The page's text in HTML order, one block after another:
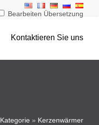
Bearbeiten Übersetzung
Kontaktieren Sie uns
Kategorie » Kerzenwärmer